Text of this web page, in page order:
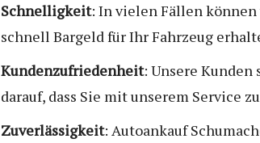
Schnelligkeit: In vielen Fällen können
schnell Bargeld für Ihr Fahrzeug
Kundenzufriedenheit: Unsere
darauf, dass Sie mit unserem Service
Zuverlässigkeit: Autoankauf